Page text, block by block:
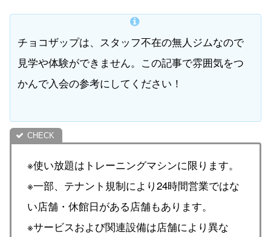
チョコザップは、スタッフ不在の無人ジムなので
見学や体験ができません。この記事で雰囲気をつ
かんで入会の参考にしてください！
※使い放題はトレーニングマシンに限ります。
※一部、テナント規制により24時間営業ではな
い店舗・休館日がある店舗もあります。
※サービスおよび関連設備は店舗により異な